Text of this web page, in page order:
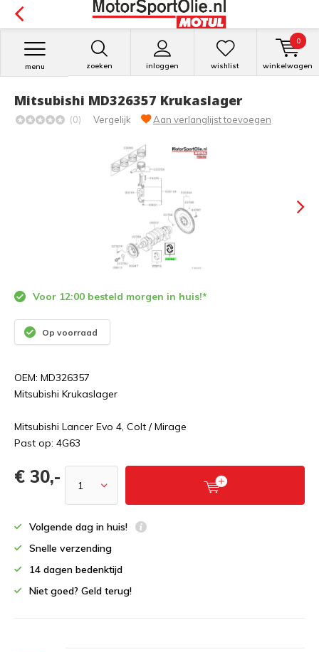
zoeken inloggen
menu wishlist winkelwagen
0
Mitsubishi MD326357 Krukaslager
(0) Vergelijk Aan verlanglijst toevoegen
Voor 12:00 besteld morgen in huis!*
Op voorraad
OEM: MD326357
Mitsubishi Krukaslager
Mitsubishi Lancer Evo 4, Colt / Mirage
Past op: 4G63
€ 30,-
Volgende dag in huis!
Snelle verzending
14 dagen bedenktijd
Niet goed? Geld terug!